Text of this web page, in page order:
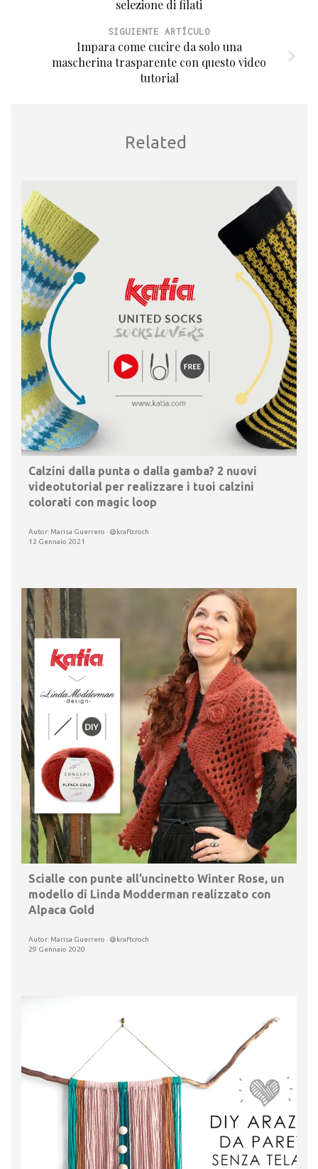
selezione di filati
SIGUIENTE ARTÍCULO
Impara come cucire da solo una
mascherina trasparente con questo video
tutorial
Related
Calzini dalla punta o dalla gamba? 2 nuovi
videotutorial per realizzare i tuoi calzini
colorati con magic loop
Autor: Marisa Guerrero · @kraftcroch
12 Gennaio 2021
Scialle con punte all’uncinetto Winter Rose, un
modello di Linda Modderman realizzato con
Alpaca Gold
Autor: Marisa Guerrero · @kraftcroch
29 Gennaio 2020